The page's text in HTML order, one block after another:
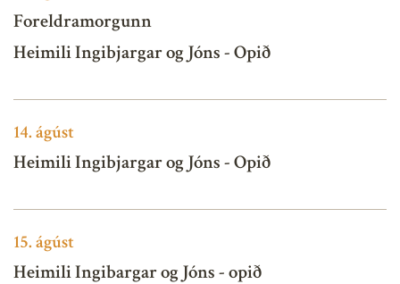
Foreldramorgunn
Heimili Ingibjargar og Jóns - Opið
14.ágúst
Heimili Ingibjargar og Jóns - Opið
15.ágúst
Heimili Ingibargar og Jóns - opið